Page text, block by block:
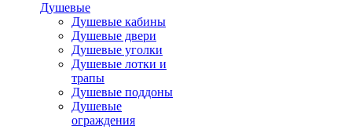
Душевые
Душевые кабины
Душевые двери
Душевые уголки
Душевые лотки и
трапы
Душевые поддоны
Душевые
ограждения